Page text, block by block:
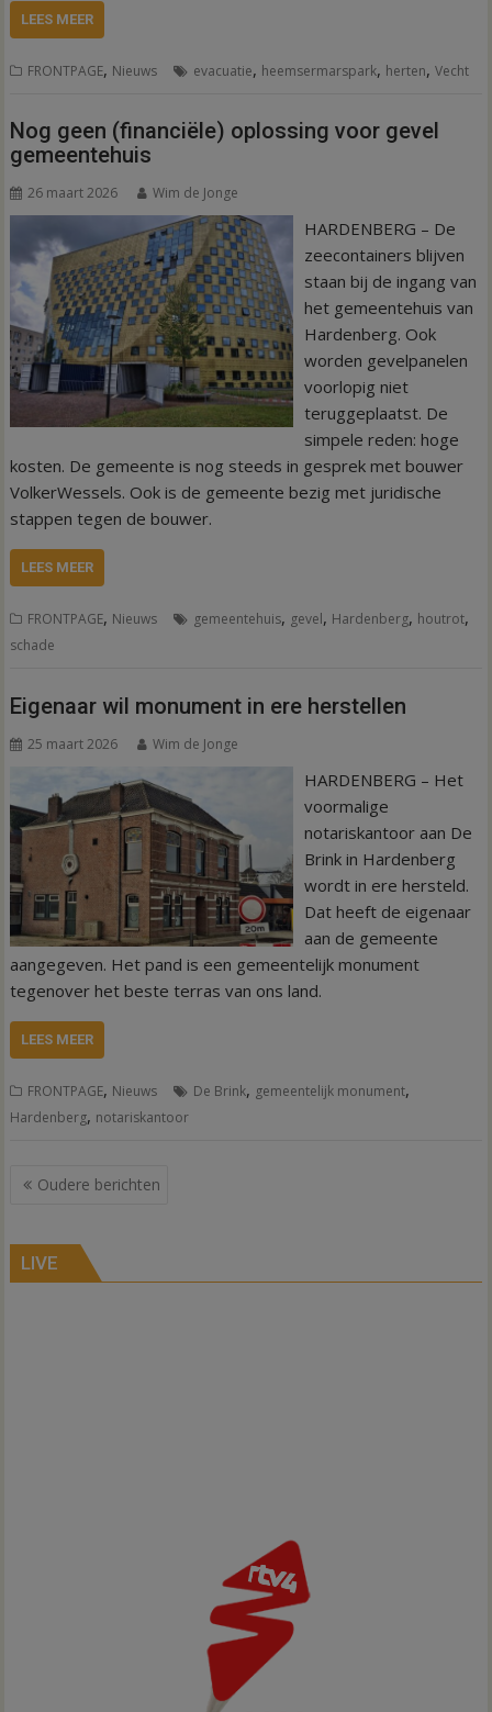
LEES MEER
FRONTPAGE, Nieuws evacuatie, heemsermarspark, herten,Vecht
Nog geen (financiële) oplossing voor gevel
gemeentehuis
26 maart 2026 Wim de Jonge
HARDENBERG – De
zeecontainers blijven
staan bij de ingang van
het gemeentehuis van
Hardenberg. Ook
worden gevelpanelen
voorlopig niet
teruggeplaatst. De
simpele reden: hoge
kosten. De gemeente is nog steeds in gesprek met bouwer
VolkerWessels. Ook is de gemeente bezig met juridische
stappen tegen de bouwer.
LEES MEER
FRONTPAGE, Nieuws gemeentehuis, gevel, Hardenberg, houtrot,
schade
Eigenaar wil monument in ere herstellen
25 maart 2026 Wim de Jonge
HARDENBERG – Het
voormalige
notariskantoor aan De
Brink in Hardenberg
wordt in ere hersteld.
Dat heeft de eigenaar
aan de gemeente
aangegeven. Het pand is een gemeentelijk monument
tegenover het beste terras van ons land.
LEES MEER
FRONTPAGE, Nieuws De Brink, gemeentelijk monument,
Hardenberg, notariskantoor
Berichtennavigatie
Oudere berichten
LIVE